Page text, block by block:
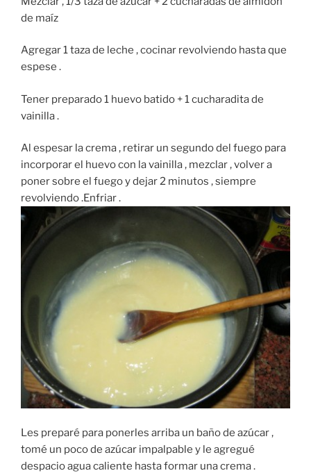
de maíz
Agregar 1 taza de leche , cocinar revolviendo hasta que
espese .
Tener preparado 1 huevo batido + 1 cucharadita de
vainilla .
Al espesar la crema , retirar un segundo del fuego para
incorporar el huevo con la vainilla , mezclar , volver a
poner sobre el fuego y dejar 2 minutos , siempre
revolviendo .Enfriar .
Les preparé para ponerles arriba un baño de azúcar ,
tomé un poco de azúcar impalpable y le agregué
despacio agua caliente hasta formar una crema .